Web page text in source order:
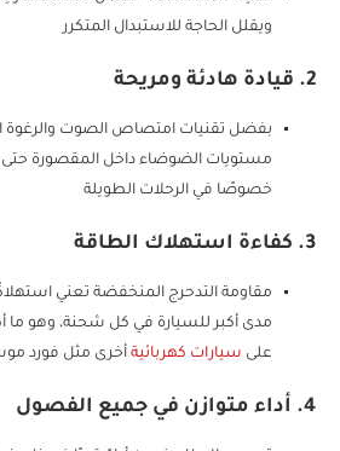
ويقلل الحاجة للاستبدال المتكرر
2. قيادة هادئة ومريحة
بفضل تقنيات امتصاص الصوت والرغوة
خصوصًا في الرحلات الطويلة
3. كفاءة استهلاك الطاقة
مقاومة التدحرج المنخفضة تعني
مدى أكبر للسيارة في كل شحنة، وهو ما
على سيارات كهربائية أخرى مثل فورد
4. أداء متوازن في جميع الفصول